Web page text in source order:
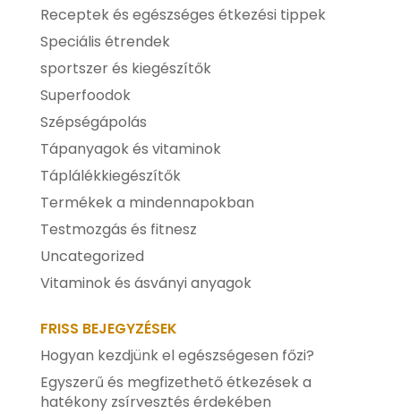
Receptek és egészséges étkezési tippek
Speciális étrendek
sportszer és kiegészítők
Superfoodok
Szépségápolás
Tápanyagok és vitaminok
Táplálékkiegészítők
Termékek a mindennapokban
Testmozgás és fitnesz
Uncategorized
Vitaminok és ásványi anyagok
FRISS BEJEGYZÉSEK
Hogyan kezdjünk el egészségesen főzi?
Egyszerű és megfizethető étkezések a
hatékony zsírvesztés érdekében